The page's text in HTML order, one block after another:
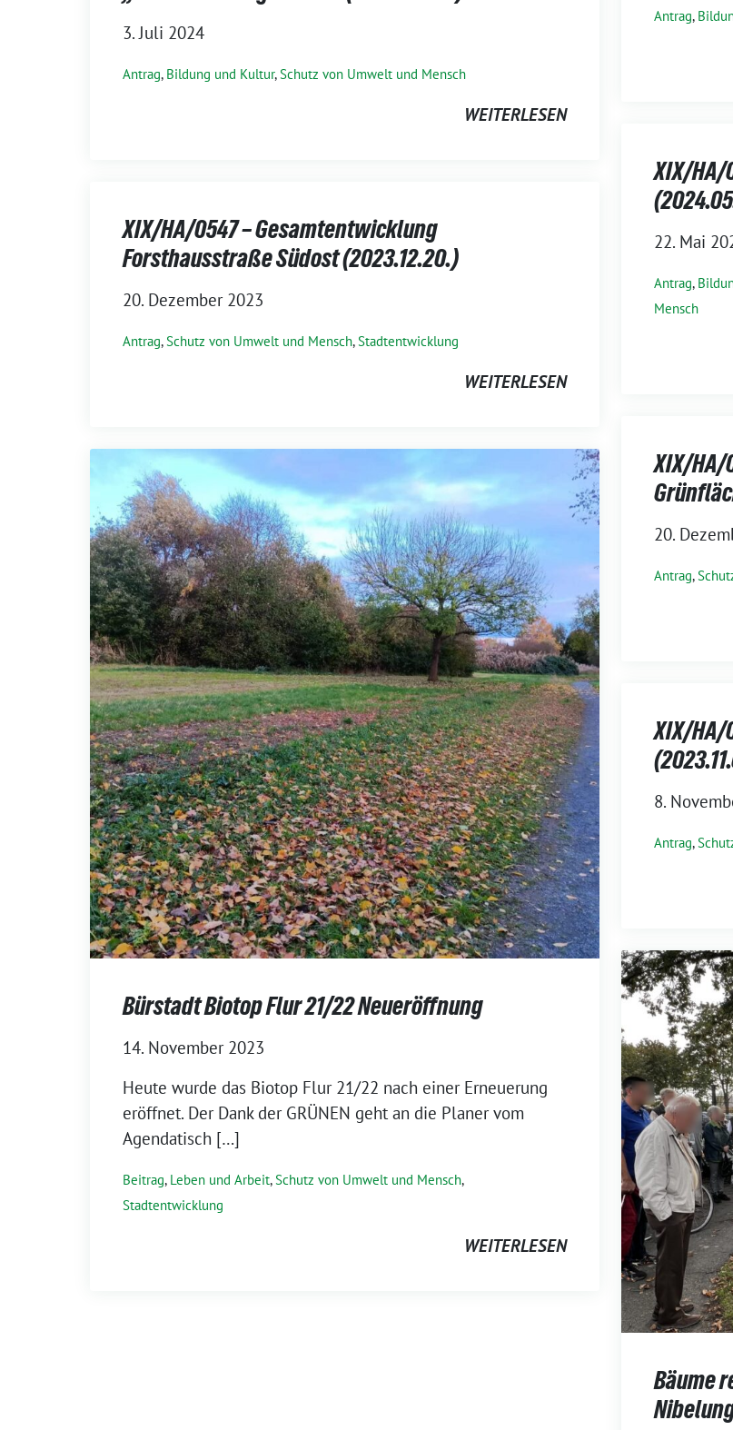
Antrag,
3. Juli 2024
Antrag, Bildung und Kultur,Schutz von Umwelt und Mensch
WEITERLESEN
XIX/
22. Mai
Antrag,
Mensch
XIX/HA/0547 – Gesamtentwicklung
Forsthausstraße Südost (2023.12.20.)
20. Dezember 2023
Antrag,Schutz von Umwelt und Mensch,Stadtentwicklung
WEITERLESEN
XIX/HA/
20.
Antrag,
Bürstadt Biotop Flur 21/22 Neueröffnung
14. November 2023
Heute wurde das Biotop Flur 21/22 nach einer Erneuerung
eröffnet. Der Dank der GRÜNEN geht an die Planer vom
Agendatisch […]
Beitrag, Leben und Arbeit,Schutz von Umwelt und Mensch,
Stadtentwicklung
WEITERLESEN
XIX/
8.
Antrag,
Bäume